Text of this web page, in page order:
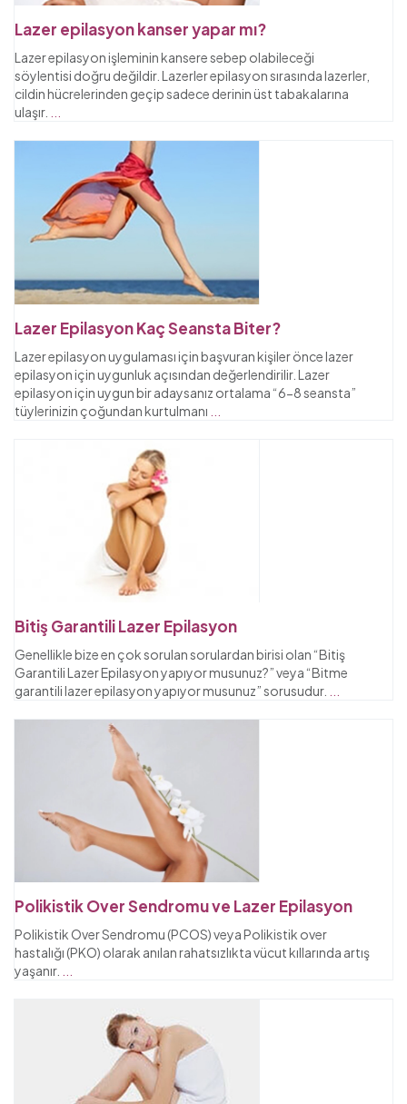
Lazer epilasyon kanser yapar mı?
Lazer epilasyon işleminin kansere sebep olabileceği
söylentisi doğru değildir. Lazerler epilasyon sırasında lazerler,
cildin hücrelerinden geçip sadece derinin üst tabakalarına
ulaşır.
Lazer Epilasyon Kaç Seansta Biter?
Lazer epilasyon uygulaması için başvuran kişiler önce lazer
epilasyon için uygunluk açısından değerlendirilir. Lazer
epilasyon için uygun bir adaysanız ortalama “6-8 seansta”
tüylerinizin çoğundan kurtulmanı
Bitiş Garantili Lazer Epilasyon
Genellikle bize en çok sorulan sorulardan birisi olan “Bitiş
Garantili Lazer Epilasyon yapıyor musunuz?” veya “Bitme
garantili lazer epilasyon yapıyor musunuz” sorusudur.
Polikistik Over Sendromu ve Lazer Epilasyon
Polikistik Over Sendromu (PCOS) veya Polikistik over
hastalığı (PKO) olarak anılan rahatsızlıkta vücut kıllarında artış
yaşanır.